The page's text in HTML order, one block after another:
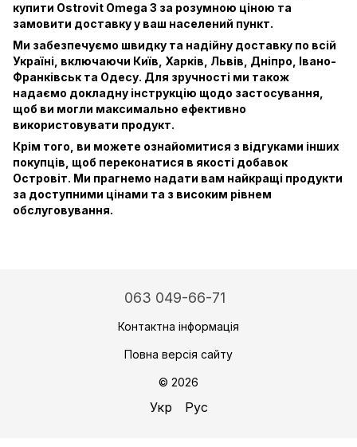
купити Ostrovit Omega 3 за розумною ціною та
замовити доставку у ваш населений пункт.
Ми забезпечуємо швидку та надійну доставку по всій
Україні, включаючи Київ, Харків, Львів, Дніпро, Івано-
Франківськ та Одесу. Для зручності ми також
надаємо докладну інструкцію щодо застосування,
щоб ви могли максимально ефективно
використовувати продукт.
Крім того, ви можете ознайомитися з відгуками інших
покупців, щоб переконатися в якості добавок
Островіт. Ми прагнемо надати вам найкращі продукти
за доступними цінами та з високим рівнем
обслуговування.
063 049-66-71
Контактна інформація
Повна версія сайту
© 2026
Укр Рус